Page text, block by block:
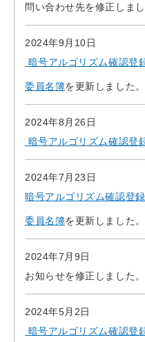
問い合わせ先を修正しまし
2024年9月10日
暗号アルゴリズム確認登
委員名簿を更新しました。
2024年8月26日
暗号アルゴリズム確認登
2024年7月23日
暗号アルゴリズム確認登
委員名簿を更新しました。
2024年7月9日
お知らせを修正しました。
2024年5月2日
暗号アルゴリズム確認登